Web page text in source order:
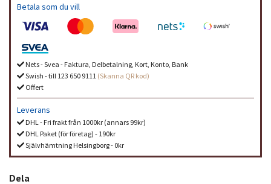
Betala som du vill
Nets - Svea - Faktura, Delbetalning, Kort, Konto, Bank
Swish - till 123 650 9111 (Skanna QR kod)
Offert
Leverans
DHL - Fri frakt från 1000kr (annars 99kr)
DHL Paket (för företag) - 190kr
Självhämtning Helsingborg - 0kr
Dela